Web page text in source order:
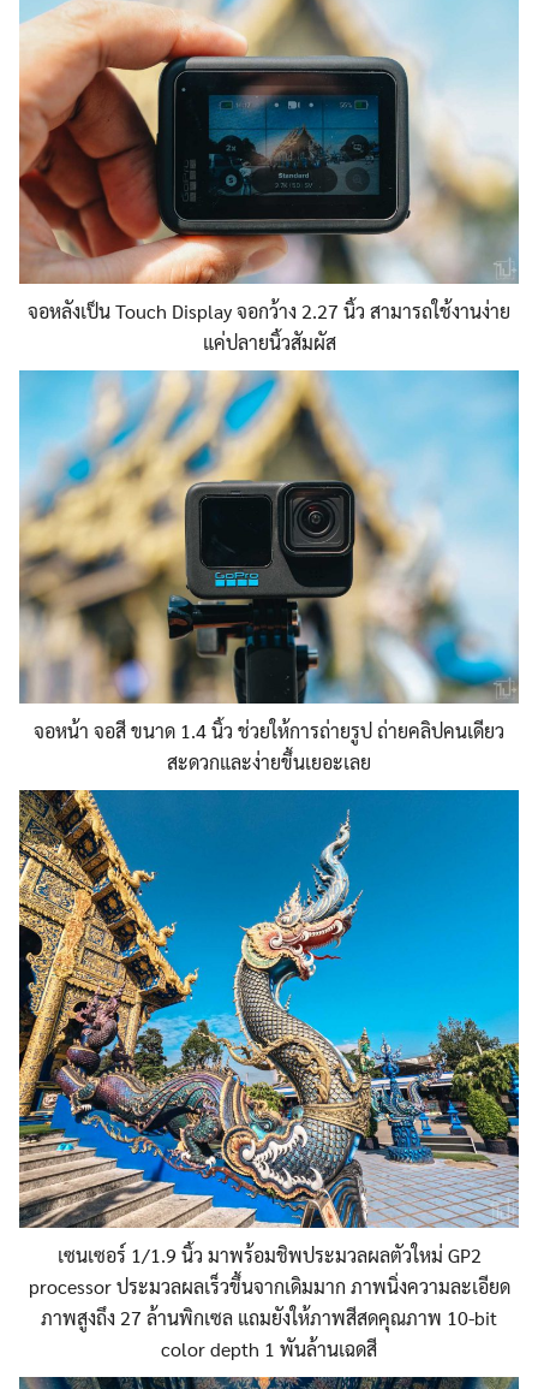
จอหลังเป็น Touch Display จอกว้าง 2.27 นิ้ว สามารถใช้งานง่าย
แค่ปลายนิ้วสัมผัส
จอหน้า จอสี ขนาด 1.4 นิ้ว ช่วยให้การถ่ายรูป ถ่ายคลิปคนเดียว
สะดวกและง่ายขึ้นเยอะเลย
เซนเซอร์ 1/1.9 นิ้ว มาพร้อมชิพประมวลผลตัวใหม่ GP2
processor ประมวลผลเร็วขึ้นจากเดิมมาก ภาพนิ่งความละเอียด
ภาพสูงถึง 27 ล้านพิกเซล แถมยังให้ภาพสีสดคุณภาพ 10-bit
color depth 1 พันล้านเฉดสี